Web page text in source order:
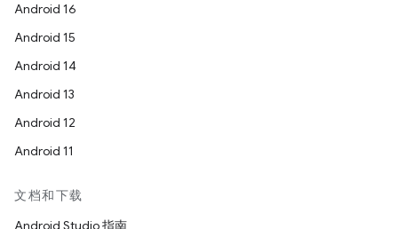
Android 16
Android 15
Android 14
Android 13
Android 12
Android 11
文档和下载
Android Studio 指南